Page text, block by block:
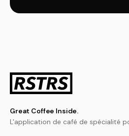
Great Coffee Inside.
L'application de café de spécialité